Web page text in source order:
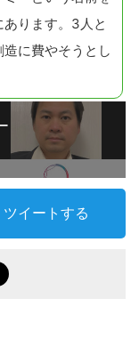
ります。3人と
に費やそうとし
ツイートする